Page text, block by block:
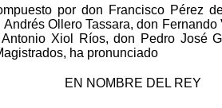
por don Francisco Pérez
Ollero Tassara, don
Xiol Ríos, don Pedro José
ha pronunciado
EN NOMBRE DEL REY